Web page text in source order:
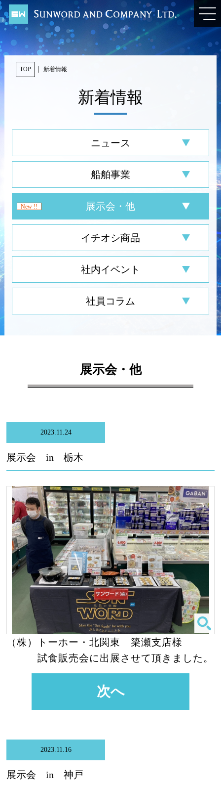
TOP 新着情報
新着情報
ニュース
船舶事業
展示会・他
イチオシ商品
社内イベント
社員コラム
展示会・他
2023.11.24
展示会 in 栃木
（株）トーホー・北関東 簗瀬支店様
試食販売会に出展させて頂きました。
次へ
2023.11.16
展示会 in 神戸